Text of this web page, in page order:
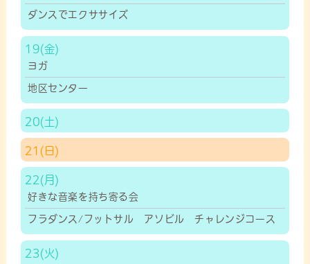
ダンスでエクササイズ
19
ヨガ
地区センター
20
21
22
好きな音楽を持ち寄る会
フラダンス/フットサル アソビル チャレンジコース
23